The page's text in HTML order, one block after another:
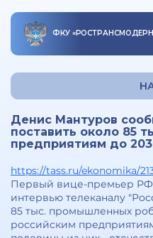
ФКУ «
Денис Мантуров
поставить около 85
предприятиям до
https://tass.ru/ekonomika/
Первый вице-премьер
интервью телеканалу
85 тыс. промышленных
российским